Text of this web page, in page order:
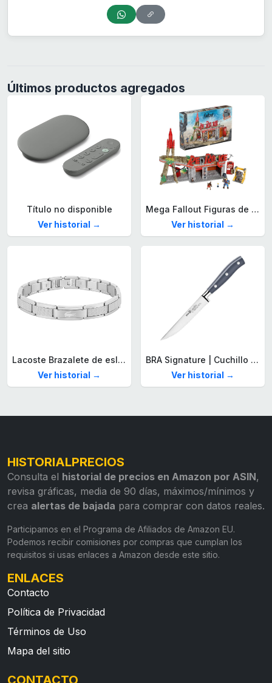
Últimos productos agregados
Título no disponible
Ver historial →
Mega Fallout Figuras de acción y Juguetes de construcción, Parada de Camiones Red Rocket con 824 Piezas, 2 Personajes articulados y Accesorios, para coleccionistas, HXT00
Ver historial →
Lacoste Brazalete de eslabón para Hombre Colección STENCIL de Acero inoxidable
Ver historial →
BRA Signature | Cuchillo tomatero 120 mm, Acero Inoxidable alemán forjado con Molibdeno Vanadio, Mango Remachado ABS, Diseño Ergonómico, Hoja 1,6 mm espesor
Ver historial →
HISTORIALPRECIOS
Consulta el historial de precios en Amazon por ASIN,
revisa gráficas, media de 90 días, máximos/mínimos y
crea alertas de bajada para comprar con datos reales.
Participamos en el Programa de Afiliados de Amazon EU.
Podemos recibir comisiones por compras que cumplan los
requisitos si usas enlaces a Amazon desde este sitio.
ENLACES
Contacto
Política de Privacidad
Términos de Uso
Mapa del sitio
CONTACTO